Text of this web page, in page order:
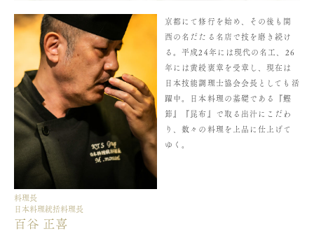
京都にて修行を始め、その後も関
西の名だたる名店で技を磨き続け
る。平成24年には現代の名工、26
年には黄綬褒章を受章し、現在は
日本技能調理士協会会長としても活
躍中。日本料理の基礎である『鰹
節』『昆布』で取る出汁にこだわ
り、数々の料理を上品に仕上げて
ゆく。
料理長
日本料理統括料理長
百谷 正喜